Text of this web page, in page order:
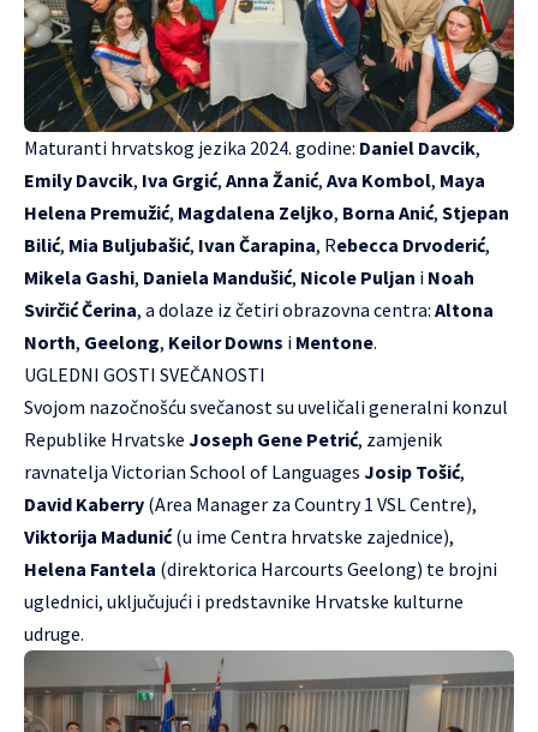
Maturanti hrvatskog jezika 2024. godine: Daniel Davcik,
Emily Davcik, Iva Grgić, Anna Žanić, Ava Kombol, Maya
Helena Premužić, Magdalena Zeljko, Borna Anić, Stjepan
Bilić, Mia Buljubašić, Ivan Čarapina, Rebecca Drvoderić,
Mikela Gashi, Daniela Mandušić, Nicole Puljan i Noah
Svirčić Čerina, a dolaze iz četiri obrazovna centra: Altona
North, Geelong, Keilor Downs i Mentone.
UGLEDNI GOSTI SVEČANOSTI
Svojom nazočnošću svečanost su uveličali generalni konzul
Republike Hrvatske Joseph Gene Petrić, zamjenik
ravnatelja Victorian School of Languages Josip Tošić,
David Kaberry (Area Manager za Country 1 VSL Centre),
Viktorija Madunić(u ime Centra hrvatske zajednice),
Helena Fantela (direktorica Harcourts Geelong) te brojni
uglednici, uključujući i predstavnike Hrvatske kulturne
udruge.